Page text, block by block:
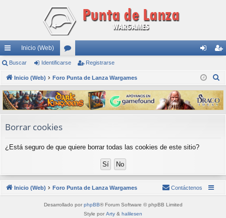
nl
ac
es
rá
pi
Inicio (Web)
or
os nti
fic
ar
ist
ra
rs
Buscar Identificarse Registrarse
Inicio (Web) Foro Punta de Lanza Wargames
s
c
Borrar cookies
¿Está seguro de que quiere borrar todas las cookies de este sitio?
Inicio (Web) Foro Punta de Lanza Wargames Contáctenos
Desarrollado por phpBB® Forum Software © phpBB Limited
Style por Arty & halilesen